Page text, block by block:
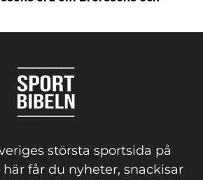
största sportsida på
får du nyheter, snackisar